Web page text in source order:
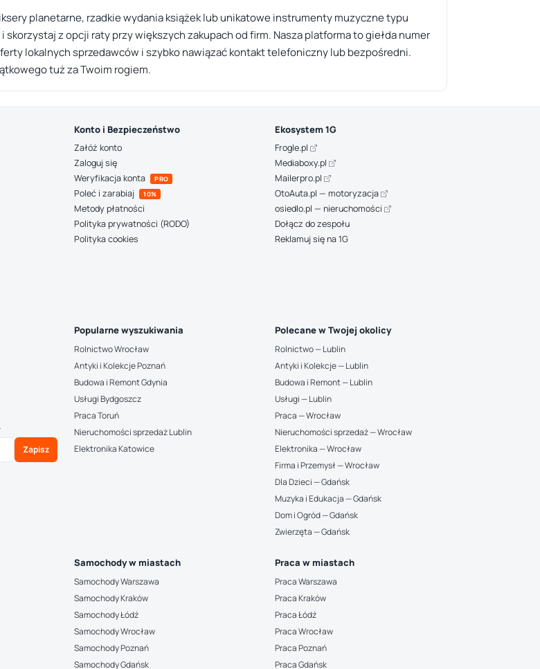
planetarne, rzadkie wydania książek lub unikatowe instrumenty muzyczne typu
z opcji raty przy większych zakupach od firm. Nasza platforma to giełda numer
lokalnych sprzedawców i szybko nawiązać kontakt telefoniczny lub bezpośredni.
tuż za Twoim rogiem.
Konto i Bezpieczeństwo
Załóż konto
Zaloguj się
Weryfikacja konta
PRO
Poleć i zarabiaj 10%
Metody płatności
Polityka prywatności (RODO)
Polityka cookies
Ekosystem 1G
Frogle.pl
Mediaboxy.pl
Mailerpro.pl
OtoAuta.pl — motoryzacja
osiedlo.pl — nieruchomości
Dołącz do zespołu
Reklamuj się na 1G
Zapisz
Popularne wyszukiwania
Rolnictwo Wrocław
Antyki i Kolekcje Poznań
Budowa i Remont Gdynia
Usługi Bydgoszcz
Praca Toruń
Nieruchomości sprzedaż Lublin
Elektronika Katowice
Polecane w Twojej okolicy
Rolnictwo — Lublin
Antyki i Kolekcje — Lublin
Budowa i Remont — Lublin
Usługi — Lublin
Praca — Wrocław
Nieruchomości sprzedaż — Wrocław
Elektronika — Wrocław
Firma i Przemysł — Wrocław
Dla Dzieci — Gdańsk
Muzyka i Edukacja — Gdańsk
Dom i Ogród — Gdańsk
Zwierzęta — Gdańsk
Samochody w miastach
Samochody Warszawa
Samochody Kraków
Samochody Łódź
Samochody Wrocław
Samochody Poznań
Samochody Gdańsk
Praca w miastach
Praca Warszawa
Praca Kraków
Praca Łódź
Praca Wrocław
Praca Poznań
Praca Gdańsk